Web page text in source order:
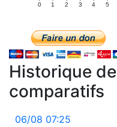
0 1 2 3 4 5
Historique
comparatifs
06/08 07:25